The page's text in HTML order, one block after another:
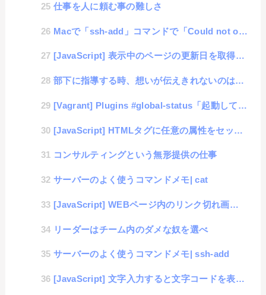
仕事を人に頼む事の難しさ
Macで「ssh-add」コマンドで「Could not open a connection to ...
[JavaScript] 表示中のページの更新日を取得する #lastModified
部下に指導する時、想いが伝えきれないのは何故か？
[Vagrant] Plugins #global-status「起動しているBOXの一覧を表示」
[JavaScript] HTMLタグに任意の属性をセットする #dataset
コンサルティングという無形提供の仕事
サーバーのよく使うコマンドメモ| cat
[JavaScript] WEBページ内のリンク切れ画像をコントロールするサンプル
リーダーはチーム内のダメな奴を選べ
サーバーのよく使うコマンドメモ| ssh-add
[JavaScript] 文字入力すると文字コードを表示するツール